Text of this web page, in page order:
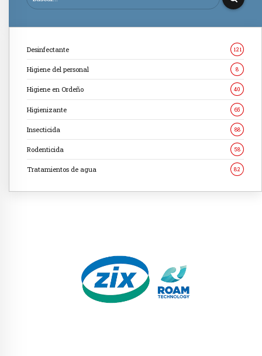
Desinfectante 121
Higiene del personal 8
Higiene en Ordeño 40
Higienizante 65
Insecticida 88
Rodenticida 58
Tratamientos de agua 82